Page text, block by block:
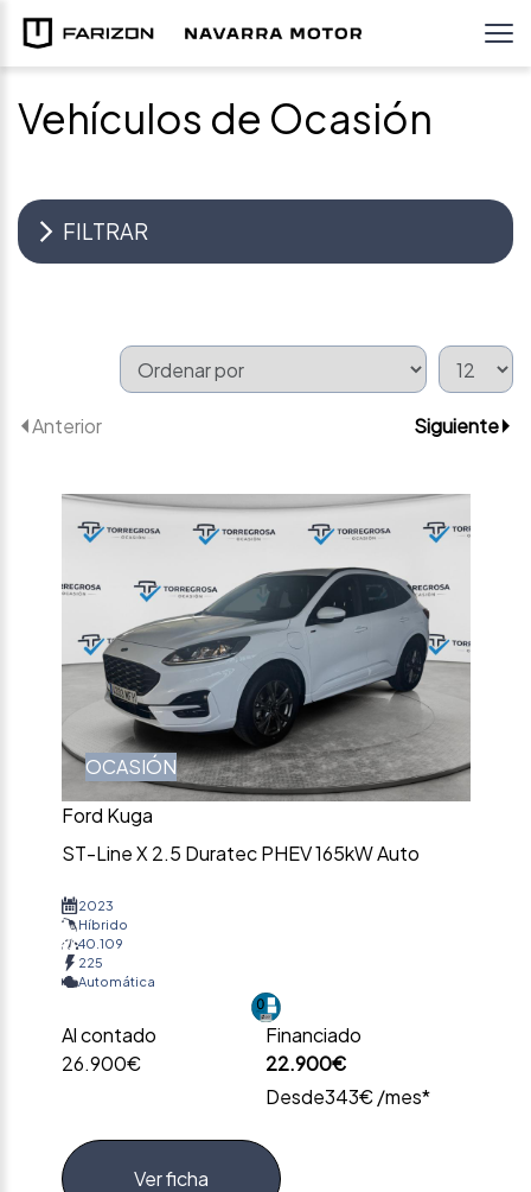
Vehículos de Ocasión
FILTRAR
Anterior Siguiente
OCASIÓN
Ford Kuga
ST-Line X 2.5 Duratec PHEV 165kW Auto
2023
Híbrido
40.109
225
Automática
Al contado
26.900€
Financiado
22.900€
Desde343€ /mes*
Ver ficha